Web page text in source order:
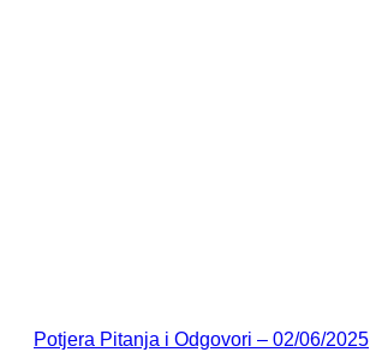
Potjera Pitanja i Odgovori – 02/06/2025